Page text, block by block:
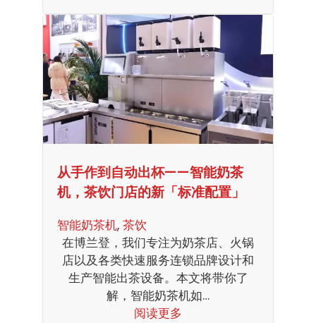
从手作到自动出杯——智能奶茶
机，茶饮门店的新「标准配置」
智能奶茶机, 茶饮
在博兰登，我们专注为奶茶店、火锅
店以及各类快速服务连锁品牌设计和
生产智能出茶设备。本文将带你了
解，智能奶茶机如…
阅读更多